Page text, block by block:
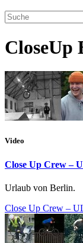
CloseUp
Video
Close Up Crew –
Urlaub von Berlin.
Close Up Crew –